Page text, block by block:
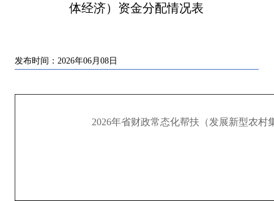
体经济）资金分配情况表
发布时间：2026年06月08日
2026年省财政常态化帮扶（发展新型农村